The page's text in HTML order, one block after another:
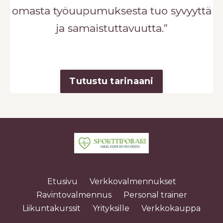
omasta työuupumuksesta tuo syvyyttä
ja samaistuttavuutta.”
Tutustu tarinaani
Etusivu
Verkkovalmennukset
Ravintovalmennus
Personal trainer
Liikuntakurssit
Yrityksille Verkkokauppa